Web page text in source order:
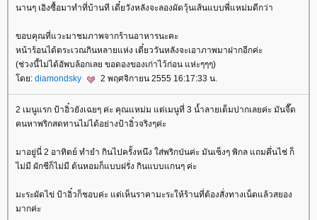
นานๆ เอิงซื้อมาทำที่บ้านที เดี๋ยวังหลังจะลองผัดวุ้นเส้นแบบพี่แหม่มดีกว่า
ขอบคุณที่แวะมาชมภาพจากร้านอาหารนะคะ
หน้าร้อนได้ตระเวณกินหลายแห่ง เดี๋ยววันหลังจะเอาภาพมาฝากอีกค่ะ
(ช่วงนี้ไม่ได้อัพบล้อกเลย ขอดองของเก่าไว้ก่อน แห่ะๆๆๆ)
ดย: diamondsky 2 พฤศจิกายน 2555 16:17:33 น.
2 เมนูแรก ป้าอิ๋วยังเฉยๆ ค่ะ คุณแหม่ม แต่เมนูที่ 3 น้ำลายเต็มปากเลยค่ะ มันจี๊ด
คนหาพริกสดทานไม่ได้อย่างป้าอิ๋วจริงๆค่ะ
มาอยู่นี่ 2 อาทิตย์ ทำยำ กินไปครั้งหนึง ใส่พริกป่นค่ะ มันเซ็งๆ พิกล แถมคึ่นไช่ ก็
ไม่มี ผักชีก็ไม่มี ต้นหอมก็แบบฝรั่ง กินแบบแกนๆ ค่ะ
มะระผัดไข่ ป้าอิ๋วก็ชอบค่ะ แต่เห็นราคามะระให้ร้านที่ต้องสั่งทางเน็ตแล้วสยอง
มากค่ะ